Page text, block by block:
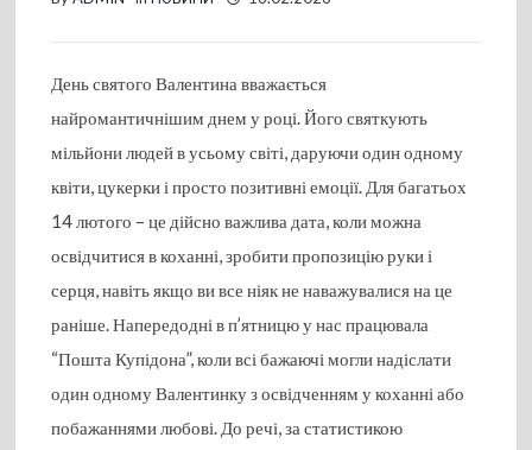
День святого Валентина вважається
найромантичнішим днем у році. Його святкують
мільйони людей в усьому світі, даруючи один одному
квіти, цукерки і просто позитивні емоції. Для багатьох
14 лютого – це дійсно важлива дата, коли можна
освідчитися в коханні, зробити пропозицію руки і
серця, навіть якщо ви все ніяк не наважувалися на це
раніше. Напередодні в п’ятницю у нас працювала
“Пошта Купідона”, коли всі бажаючі могли надіслати
один одному Валентинку з освідченням у коханні або
побажаннями любові. До речі, за статистикою